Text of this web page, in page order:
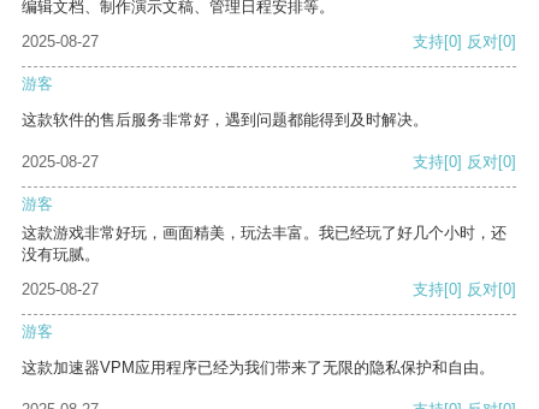
编辑文档、制作演示文稿、管理日程安排等。
2025-08-27
支持[0] 反对[0]
游客
这款软件的售后服务非常好，遇到问题都能得到及时解决。
2025-08-27 支持[0] 反对[0]
游客
这款游戏非常好玩，画面精美，玩法丰富。我已经玩了好几个小时，还
没有玩腻。
2025-08-27
支持[0] 反对[0]
游客
这款加速器VPM应用程序已经为我们带来了无限的隐私保护和自由。